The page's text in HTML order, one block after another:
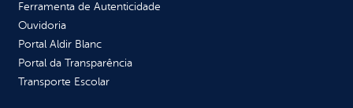
Ferramenta de Autenticidade
Ouvidoria
Portal Aldir Blanc
Portal da Transparência
Transporte Escolar